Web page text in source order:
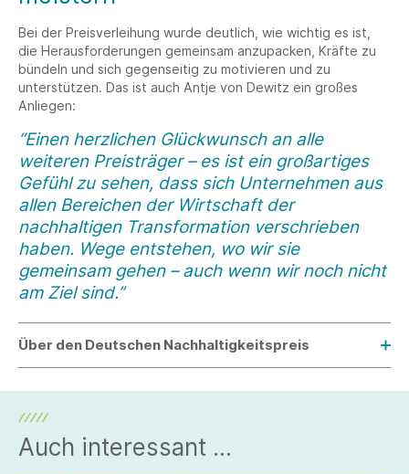
Bei der Preisverleihung wurde deutlich, wie wichtig es ist,
die Herausforderungen gemeinsam anzupacken, Kräfte zu
bündeln und sich gegenseitig zu motivieren und zu
unterstützen. Das ist auch Antje von Dewitz ein großes
Anliegen:
“Einen herzlichen Glückwunsch an alle
weiteren Preisträger – es ist ein großartiges
Gefühl zu sehen, dass sich Unternehmen aus
allen Bereichen der Wirtschaft der
nachhaltigen Transformation verschrieben
haben. Wege entstehen, wo wir sie
gemeinsam gehen – auch wenn wir noch nicht
am Ziel sind.”
Über den Deutschen Nachhaltigkeitspreis
Auch interessant ...